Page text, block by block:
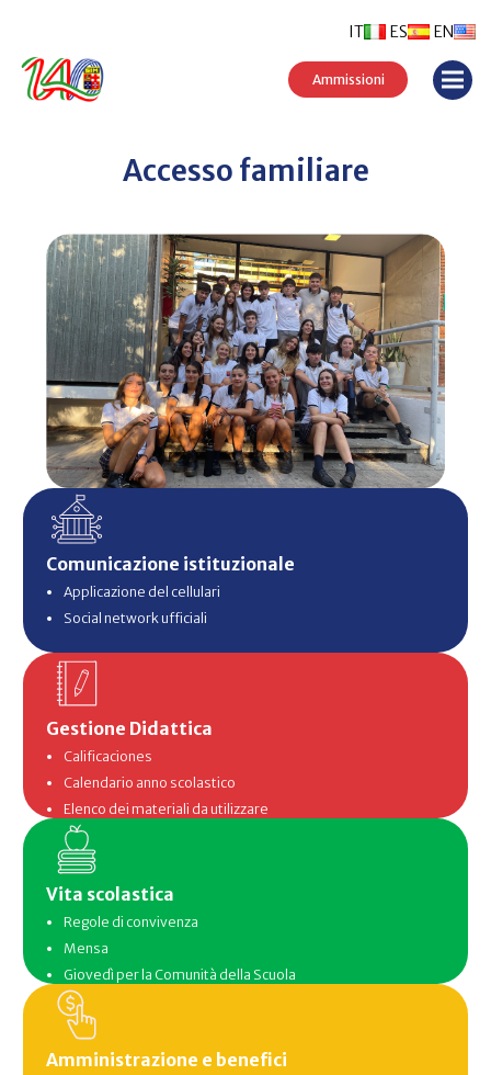
ES EN
IT
Ammissioni
Accesso familiare
Comunicazione istituzionale
Applicazione del cellulari
Social network ufficiali
Gestione Didattica
Calificaciones
Calendario anno scolastico
Elenco dei materiali da utilizzare
Vita scolastica
Regole di convivenza
Mensa
Giovedì per la Comunità della Scuola
Amministrazione e benefici